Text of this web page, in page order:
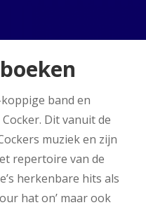
koppige band en
Dit vanuit de
muziek en zijn
repertoire van de
herkenbare hits als
hat on’ maar ook